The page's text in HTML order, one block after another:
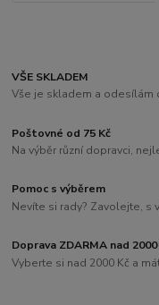
VŠE SKLADEM
Vše je skladem a odesílám
Poštovné od 75 Kč
Na výběr různí dopravci,
Pomoc s výběrem
Nevíte si rady? Zavolejte, s
Doprava ZDARMA nad 2000
Vyberte si nad 2000 Kč a